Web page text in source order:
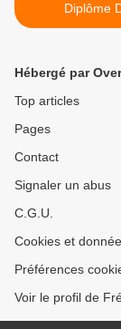
Diplôme
Hébergé par
Top articles
Pages
Contact
Signaler un abus
C.G.U.
Cookies et
Préférences
Voir le profil de